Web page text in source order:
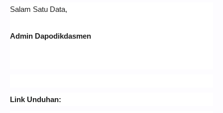
Salam Satu Data,
Admin Dapodikdasmen
Link Unduhan: